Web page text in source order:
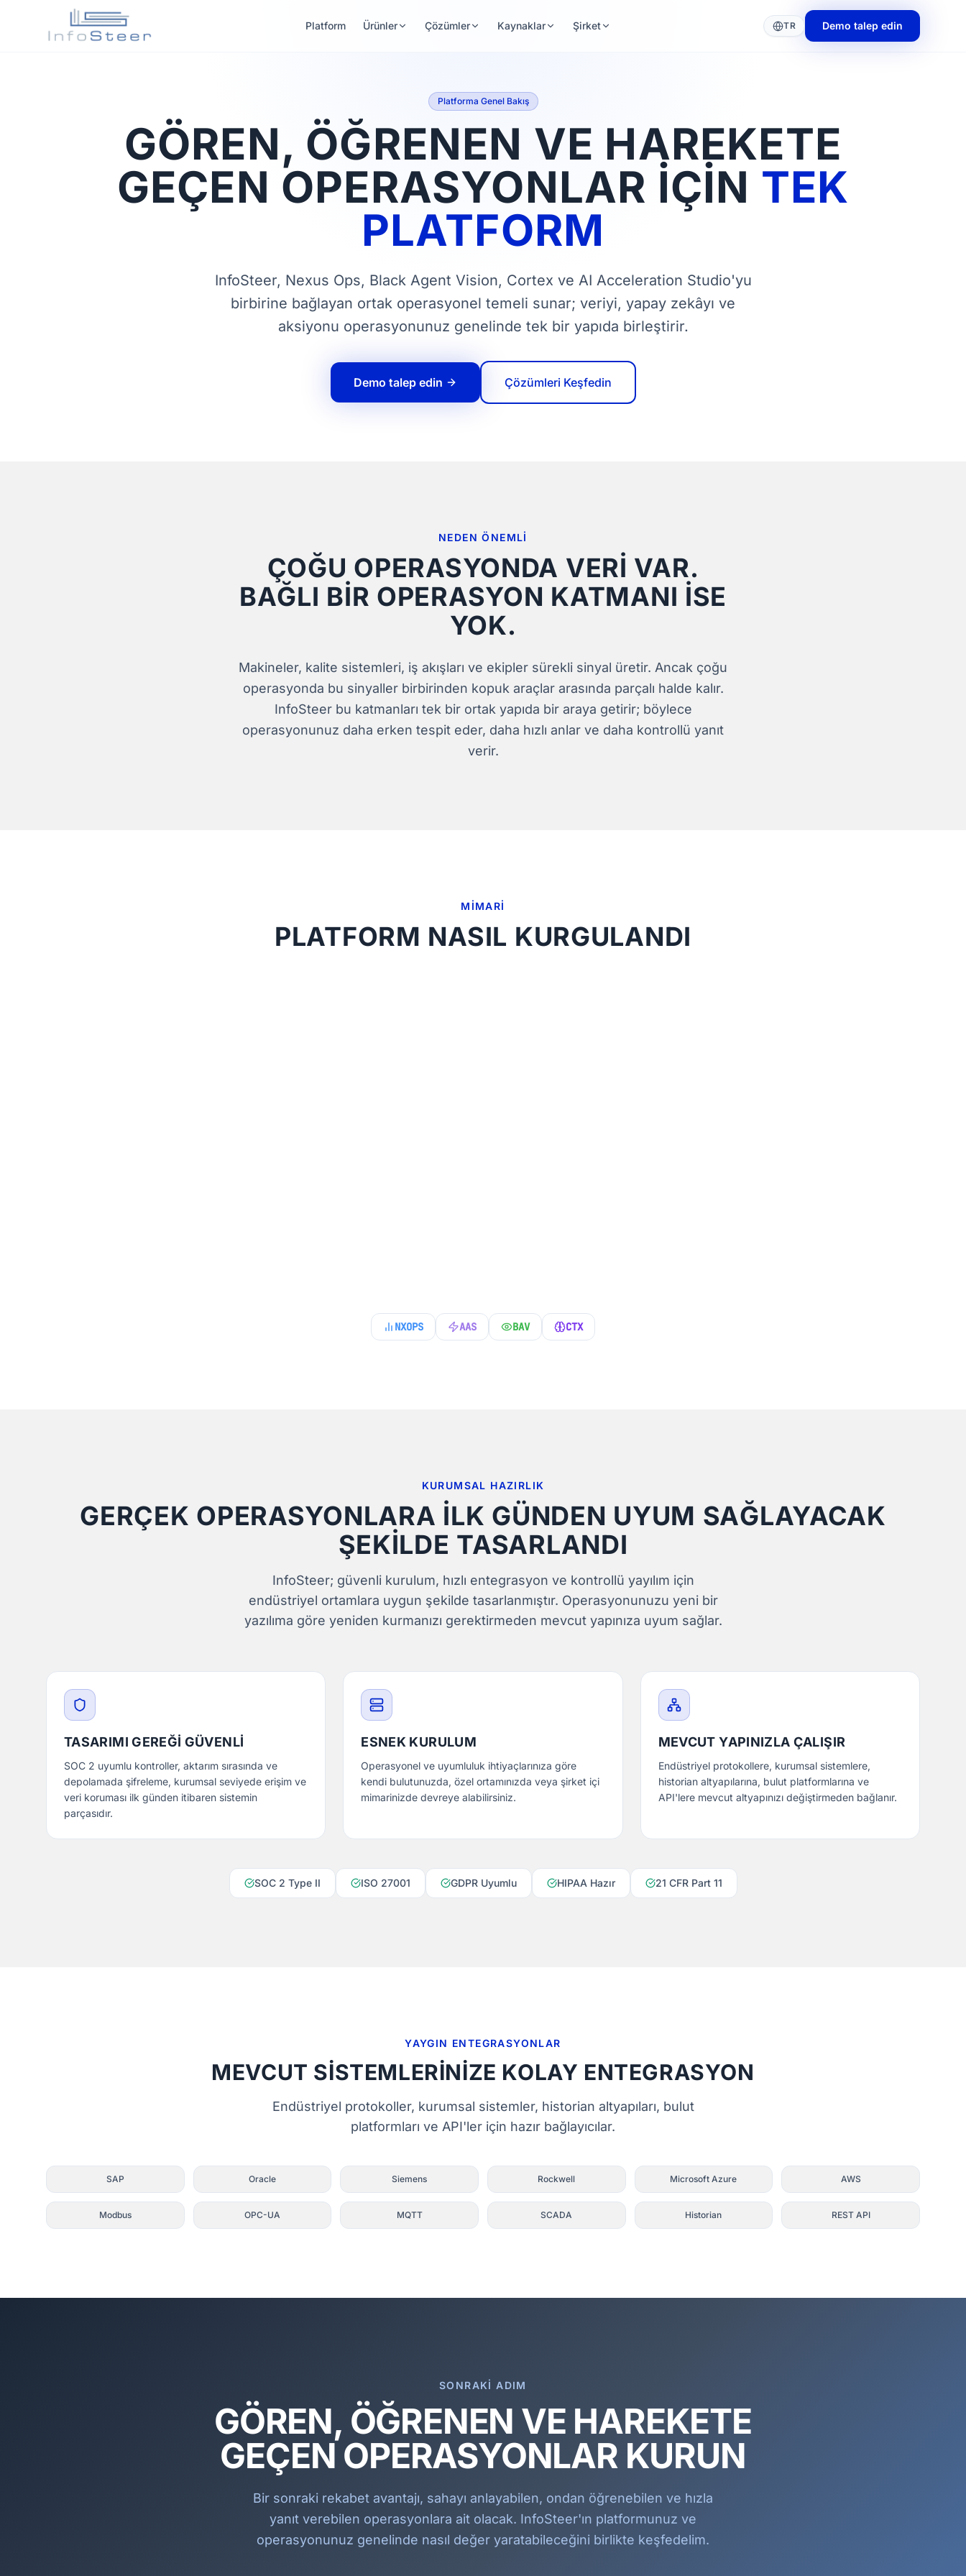
Platform Ürünler Çözümler Kaynaklar Şirket TR Demo talep edin
Platforma Genel Bakış
GÖREN, ÖĞRENEN VE HAREKETE
GEÇEN OPERASYONLAR İÇIN TEK
PLATFORM
InfoSteer, Nexus Ops, Black Agent Vision, Cortex ve AI Acceleration Studio'yu
birbirine bağlayan ortak operasyonel temeli sunar; veriyi, yapay zekâyı ve
aksiyonu operasyonunuz genelinde tek bir yapıda birleştirir.
Demo talep edin Çözümleri Keşfedin
NEDEN ÖNEMLI
ÇOĞU OPERASYONDA VERI VAR.
BAĞLI BIR OPERASYON KATMANI İSE
YOK.
Makineler, kalite sistemleri, iş akışları ve ekipler sürekli sinyal üretir. Ancak çoğu
operasyonda bu sinyaller birbirinden kopuk araçlar arasında parçalı halde kalır.
InfoSteer bu katmanları tek bir ortak yapıda bir araya getirir; böylece
operasyonunuz daha erken tespit eder, daha hızlı anlar ve daha kontrollü yanıt
verir.
MIMARI
PLATFORM NASIL KURGULANDI
NXOPS AAS BAV CTX
KURUMSAL HAZIRLIK
GERÇEK OPERASYONLARA İLK GÜNDEN UYUM SAĞLAYACAK
ŞEKILDE TASARLANDI
InfoSteer; güvenli kurulum, hızlı entegrasyon ve kontrollü yayılım için
endüstriyel ortamlara uygun şekilde tasarlanmıştır. Operasyonunuzu yeni bir
yazılıma göre yeniden kurmanızı gerektirmeden mevcut yapınıza uyum sağlar.
TASARIMI GEREĞI GÜVENLI
SOC 2 uyumlu kontroller, aktarım sırasında ve
depolamada şifreleme, kurumsal seviyede erişim ve
veri koruması ilk günden itibaren sistemin
parçasıdır.
ESNEK KURULUM
Operasyonel ve uyumluluk ihtiyaçlarınıza göre
kendi bulutunuzda, özel ortamınızda veya şirket içi
mimarinizde devreye alabilirsiniz.
MEVCUT YAPINIZLA ÇALIŞIR
Endüstriyel protokollere, kurumsal sistemlere,
historian altyapılarına, bulut platformlarına ve
API'lere mevcut altyapınızı değiştirmeden bağlanır.
SOC 2 Type II ISO 27001 GDPR Uyumlu HIPAA Hazır 21 CFR Part 11
YAYGIN ENTEGRASYONLAR
MEVCUT SISTEMLERINIZE KOLAY ENTEGRASYON
Endüstriyel protokoller, kurumsal sistemler, historian altyapıları, bulut
platformları ve API'ler için hazır bağlayıcılar.
SAP Oracle Siemens Rockwell Microsoft Azure AWS
Modbus OPC-UA MQTT SCADA Historian REST API
SONRAKI ADIM
GÖREN, ÖĞRENEN VE HAREKETE
GEÇEN OPERASYONLAR KURUN
Bir sonraki rekabet avantajı, sahayı anlayabilen, ondan öğrenebilen ve hızla
yanıt verebilen operasyonlara ait olacak. InfoSteer'ın platformunuz ve
operasyonunuz genelinde nasıl değer yaratabileceğini birlikte keşfedelim.